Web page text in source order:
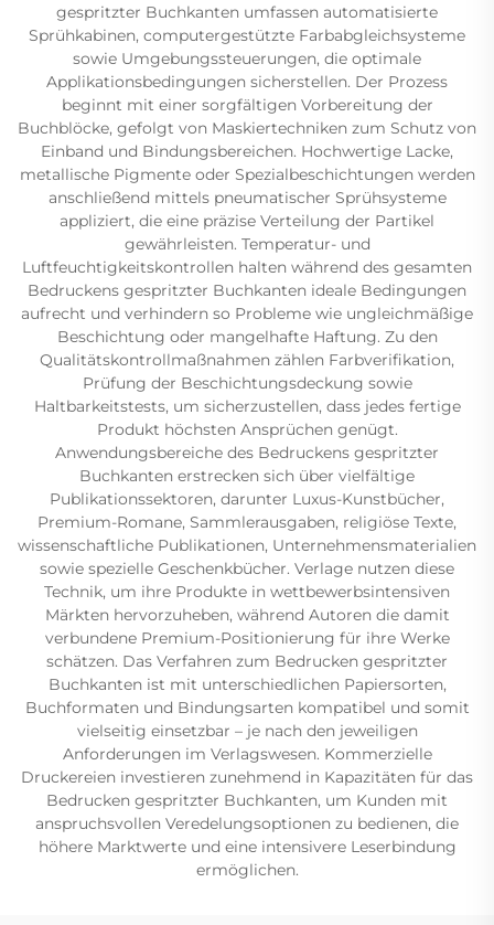
gespritzter Buchkanten umfassen automatisierte
Sprühkabinen, computergestützte Farbabgleichsysteme
sowie Umgebungssteuerungen, die optimale
Applikationsbedingungen sicherstellen. Der Prozess
beginnt mit einer sorgfältigen Vorbereitung der
Buchblöcke, gefolgt von Maskiertechniken zum Schutz von
Einband und Bindungsbereichen. Hochwertige Lacke,
metallische Pigmente oder Spezialbeschichtungen werden
anschließend mittels pneumatischer Sprühsysteme
appliziert, die eine präzise Verteilung der Partikel
gewährleisten. Temperatur- und
Luftfeuchtigkeitskontrollen halten während des gesamten
Bedruckens gespritzter Buchkanten ideale Bedingungen
aufrecht und verhindern so Probleme wie ungleichmäßige
Beschichtung oder mangelhafte Haftung. Zu den
Qualitätskontrollmaßnahmen zählen Farbverifikation,
Prüfung der Beschichtungsdeckung sowie
Haltbarkeitstests, um sicherzustellen, dass jedes fertige
Produkt höchsten Ansprüchen genügt.
Anwendungsbereiche des Bedruckens gespritzter
Buchkanten erstrecken sich über vielfältige
Publikationssektoren, darunter Luxus-Kunstbücher,
Premium-Romane, Sammlerausgaben, religiöse Texte,
wissenschaftliche Publikationen, Unternehmensmaterialien
sowie spezielle Geschenkbücher. Verlage nutzen diese
Technik, um ihre Produkte in wettbewerbsintensiven
Märkten hervorzuheben, während Autoren die damit
verbundene Premium-Positionierung für ihre Werke
schätzen. Das Verfahren zum Bedrucken gespritzter
Buchkanten ist mit unterschiedlichen Papiersorten,
Buchformaten und Bindungsarten kompatibel und somit
vielseitig einsetzbar – je nach den jeweiligen
Anforderungen im Verlagswesen. Kommerzielle
Druckereien investieren zunehmend in Kapazitäten für das
Bedrucken gespritzter Buchkanten, um Kunden mit
anspruchsvollen Veredelungsoptionen zu bedienen, die
höhere Marktwerte und eine intensivere Leserbindung
ermöglichen.